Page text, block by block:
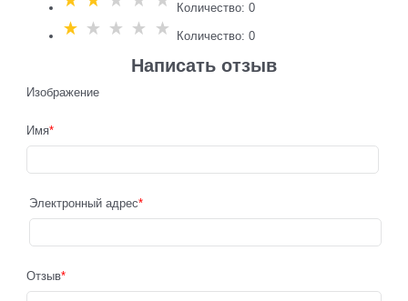
Количество: 0
Количество: 0
Написать отзыв
Изображение
Имя
Электронный адрес
Отзыв